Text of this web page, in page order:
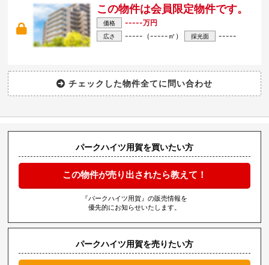
この物件は会員限定物件です。
価格 -----万円
広さ -----（-----㎡） 採光面 -----
パークハイツ用賀を買いたい方
この物件が売り出されたら教えて！
『パークハイツ用賀』の販売情報を
優先的にお知らせいたします。
パークハイツ用賀を売りたい方